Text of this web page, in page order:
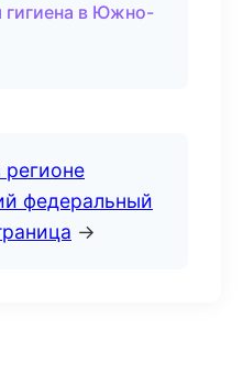
гигиена в Южно-
федеральный
→